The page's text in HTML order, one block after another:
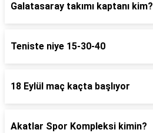
Galatasaray takımı kaptanı kim?
Teniste niye 15-30-40
18 Eylül maç kaçta başlıyor
Akatlar Spor Kompleksi kimin?